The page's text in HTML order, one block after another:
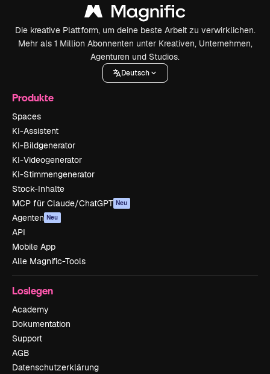
Die kreative Plattform, um deine beste Arbeit zu verwirklichen.
Mehr als 1 Million Abonnenten unter Kreativen, Unternehmen,
Agenturen und Studios.
Deutsch
Produkte
Spaces
KI-Assistent
KI-Bildgenerator
KI-Videogenerator
KI-Stimmengenerator
Stock-Inhalte
MCP für Claude/ChatGPT Neu
Agenten Neu
API
Mobile App
Alle Magnific-Tools
Loslegen
Academy
Dokumentation
Support
AGB
Datenschutzerklärung